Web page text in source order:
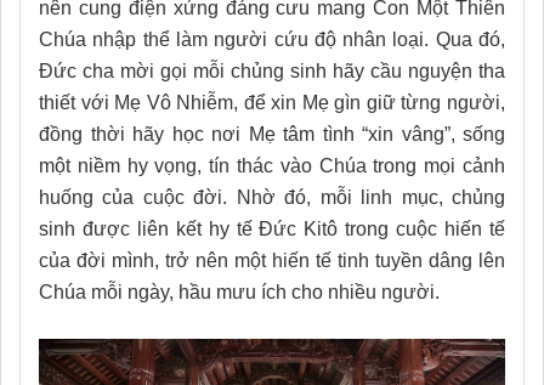
nên cung điện xứng đáng cưu mang Con Một Thiên
Chúa nhập thể làm người cứu độ nhân loại. Qua đó,
Đức cha mời gọi mỗi chủng sinh hãy cầu nguyện tha
thiết với Mẹ Vô Nhiễm, để xin Mẹ gìn giữ từng người,
đồng thời hãy học nơi Mẹ tâm tình “xin vâng”, sống
một niềm hy vọng, tín thác vào Chúa trong mọi cảnh
huống của cuộc đời. Nhờ đó, mỗi linh mục, chủng
sinh được liên kết hy tế Đức Kitô trong cuộc hiến tế
của đời mình, trở nên một hiến tế tinh tuyền dâng lên
Chúa mỗi ngày, hầu mưu ích cho nhiều người.